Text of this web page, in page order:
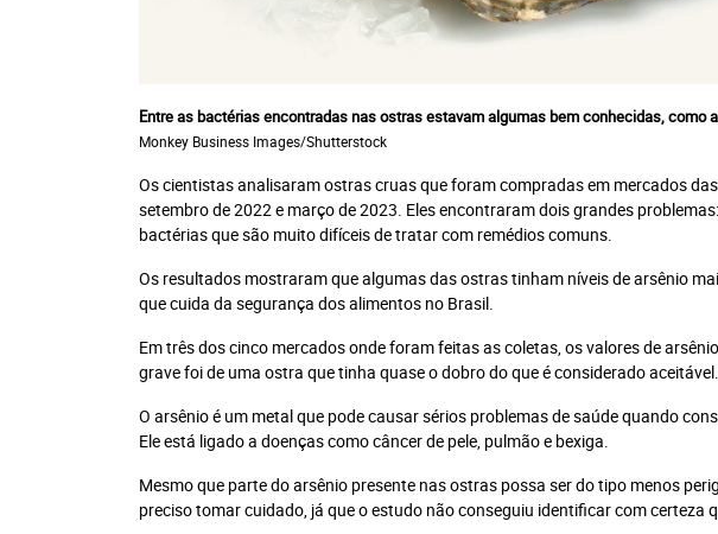
Entre as bactérias encontradas nas ostras estavam algumas bem conhecidas, como
Monkey Business Images/Shutterstock
Os cientistas analisaram ostras cruas que foram compradas em mercados
setembro de 2022 e março de 2023. Eles encontraram dois grandes
bactérias que são muito difíceis de tratar com remédios comuns.
Os resultados mostraram que algumas das ostras tinham níveis de arsênio
que cuida da segurança dos alimentos no Brasil.
Em três dos cinco mercados onde foram feitas as coletas, os valores de
grave foi de uma ostra que tinha quase o dobro do que é considerado aceitável.
O arsênio é um metal que pode causar sérios problemas de saúde quando
Ele está ligado a doenças como câncer de pele, pulmão e bexiga.
Mesmo que parte do arsênio presente nas ostras possa ser do tipo menos
preciso tomar cuidado, já que o estudo não conseguiu identificar com certeza
Você atingiu o
Jornal Impresso + Portal +
Plataforma Leia Mais
Plano anual: R$ 280.00 ou
10x R$ 28,00
Já é